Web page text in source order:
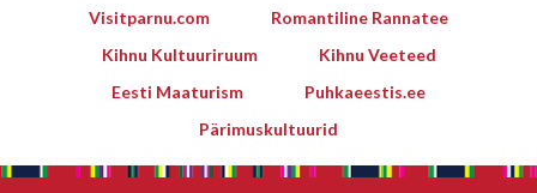
Visitparnu.com
Romantiline Rannatee
Kihnu Kultuuriruum
Kihnu Veeteed
Eesti Maaturism
Puhkaeestis.ee
Pärimuskultuurid